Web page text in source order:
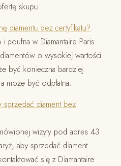
skupu.
diamentu bez certyfikatu?
poufna w Diamantaire Paris
o wysokiej wartości
być konieczna bardziej
może być odpłatna.
diament bez
wizyty pod adres 43
aby sprzedać diament.
się z Diamantaire